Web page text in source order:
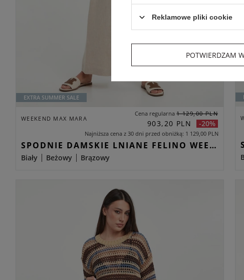
EXTRA SUMMER SALE
WEEKEND MAX MARA
Cena regularna 1 129,00 PLN
903,20 PLN -20%
Najniższa cena z 30 dni przed obniżką 1 129,00 PLN
SPODNIE DAMSKIE LNIANE FELINO WEEKEND MAX MARA BEŻOWY CULOTTE
Biały Beżowy Brązowy
Reklamowe pliki cookie
POTWIERDZAM